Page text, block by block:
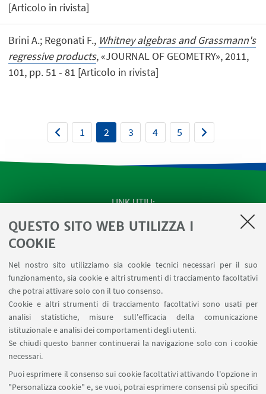
QUESTO SITO WEB UTILIZZA I
COOKIE
Nel nostro sito utilizziamo sia cookie tecnici necessari per il suo
funzionamento, sia cookie e altri strumenti di tracciamento facoltativi
che potrai attivare solo con il tuo consenso.
Cookie e altri strumenti di tracciamento facoltativi sono usati per
analisi statistiche, misure sull'efficacia della comunicazione
istituzionale e analisi dei comportamenti degli utenti.
Se chiudi questo banner continuerai la navigazione solo con i cookie
necessari.
Puoi esprimere il consenso sui cookie facoltativi attivando l'opzione in
"Personalizza cookie" e, se vuoi, potrai esprimere consensi più specifici
[Articolo in rivista]
Brini A.; Regonati F., Whitney algebras and Grassmann's
regressive products, «JOURNAL OF GEOMETRY», 2011,
101, pp. 51 - 81 [Articolo in rivista]
1 2 3 4 5
LINK UTILI
SEMINARI del Dipartimento
MAT info - Informazioni per gli afferenti al Dipartimento
SERVIZI ONLINE interni
Carta dei servizi
SEGUI IL DIPARTIMENTO SU:
SEGUI UNIBO SU: